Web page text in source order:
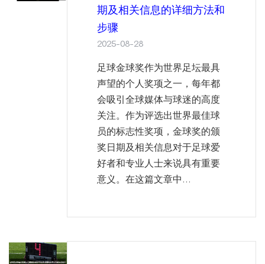
期及相关信息的详细方法和
步骤
2025-08-28
足球金球奖作为世界足坛最具
声望的个人奖项之一，每年都
会吸引全球媒体与球迷的高度
关注。作为评选出世界最佳球
员的标志性奖项，金球奖的颁
奖日期及相关信息对于足球爱
好者和专业人士来说具有重要
意义。在这篇文章中...